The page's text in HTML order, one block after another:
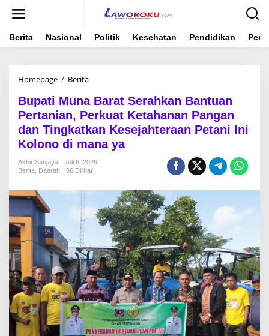
Berita Nasional Politik Kesehatan Pendidikan
Homepage / BeritaBupati
Barat
Serahkan
Bantuan
Pertanian,
Perkuat
Ketahanan
Pangan
dan
Kesejahteraan
Petani
Ini
Kolono
mana
ya
Bupati Muna Barat Serahkan Bantuan
Pertanian, Perkuat Ketahanan Pangan
dan Tingkatkan Kesejahteraan Petani Ini
Kolono di mana ya
Akhir Sanjaya
Juli 6, 2026
Berita Daerah 56 Dilihat